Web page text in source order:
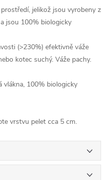
jelikož jsou vyrobeny z
jsou 100% biologicky
(>230%) efektivně váže
kotec suchý. Váže pachy.
vlákna, 100% biologicky
vrstvu pelet cca 5 cm.